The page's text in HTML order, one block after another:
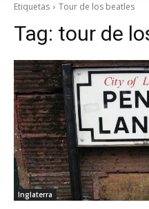
Etiquetas Tour de los beatles
Tag: tour de
Inglaterra